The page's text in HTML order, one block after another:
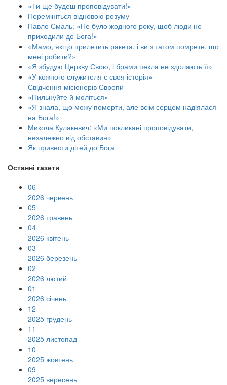
«Ти ще будеш проповідувати!»
Перемініться відновою розуму
Павло Смаль: «Не було жодного року, щоб люди не
приходили до Бога!»
«Мамо, якщо прилетить ракета, і ви з татом помрете, що
мені робити?»
«Я збудую Церкву Свою, і брами пекла не здолають її»
«У кожного служителя є своя історія»
Свідчення місіонерів Європи
«Пильнуйте й моліться»
«Я знала, що можу померти, але всім серцем надіялася
на Бога!»
Микола Кулакевич: «Ми покликані проповідувати,
незалежно від обставин»
Як привести дітей до Бога
Останні газети
06
2026 червень
05
2026 травень
04
2026 квітень
03
2026 березень
02
2026 лютий
01
2026 січень
12
2025 грудень
11
2025 листопад
10
2025 жовтень
09
2025 вересень